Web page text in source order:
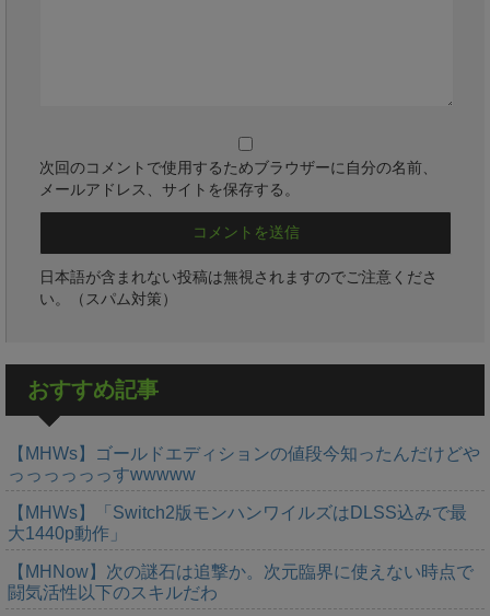
次回のコメントで使用するためブラウザーに自分の名前、
メールアドレス、サイトを保存する。
日本語が含まれない投稿は無視されますのでご注意くださ
い。（スパム対策）
おすすめ記事
【MHWs】ゴールドエディションの値段今知ったんだけどや
っっっっっっすwwwww
【MHWs】「Switch2版モンハンワイルズはDLSS込みで最
大1440p動作」
【MHNow】次の謎石は追撃か。次元臨界に使えない時点で
闘気活性以下のスキルだわ